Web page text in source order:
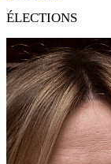
ÉLECTIONS